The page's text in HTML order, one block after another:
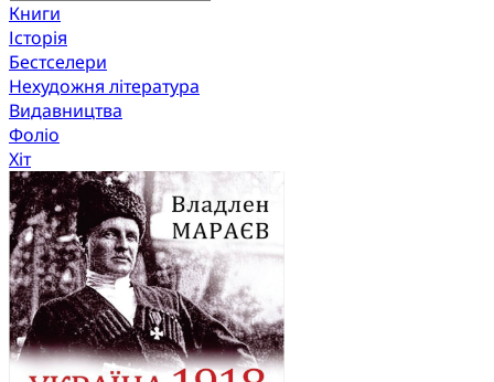
Книги
Історія
Бестселери
Нехудожня література
Видавництва
Фоліо
Хіт